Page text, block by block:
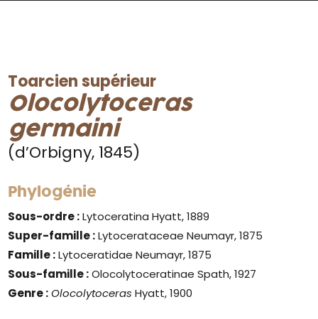
Toarcien supérieur
Olocolytoceras
germaini
(d’Orbigny, 1845)
Phylogénie
Sous-ordre :Lytoceratina Hyatt, 1889
Super-famille :Lytocerataceae Neumayr, 1875
Famille :Lytoceratidae Neumayr, 1875
Sous-famille :Olocolytoceratinae Spath, 1927
Genre : Olocolytoceras Hyatt, 1900